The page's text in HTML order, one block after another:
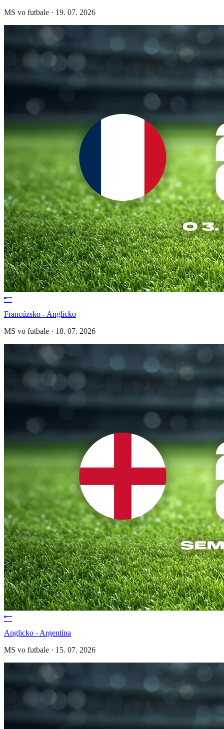
MS vo futbale · 19. 07. 2026
Francúzsko - Anglicko
MS vo futbale · 18. 07. 2026
Anglicko - Argentína
MS vo futbale · 15. 07. 2026